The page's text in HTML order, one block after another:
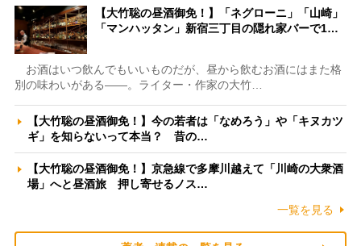
【大竹聡の昼酒御免！】「ネグローニ」「山崎」
「マンハッタン」新宿三丁目の隠れ家バーで1…
お酒はいつ飲んでもいいものだが、昼から飲むお酒にはまた格
別の味わいがある――。ライター・作家の大竹…
【大竹聡の昼酒御免！】今の若者は「なめろう」や「キヌカツ
ギ」を知らないって本当？ 昔の…
【大竹聡の昼酒御免！】京急線で多摩川越えて「川崎の大衆酒
場」へと昼酒旅 押し寄せるノス…
一覧を見る